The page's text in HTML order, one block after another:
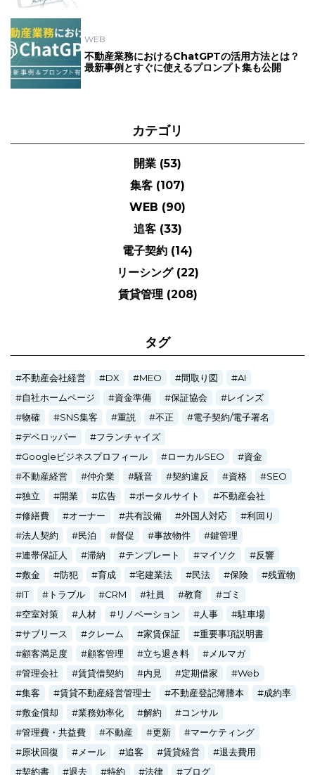
WEB
不動産業務におけるChatGPTの活用方法とは？
最新事例とすぐに使えるプロンプト集も公開
カテゴリ
開業 (53)
集客 (107)
WEB (90)
追客 (33)
電子契約 (14)
リーシング (22)
賃貸管理 (208)
タグ
不動産会社経営 DX MEO 間取り図
AI
自社ホームページ
資金準備 保証協会
レインズ
物確
SNS集客 重説 不正
電子契約/電子署名
デベロッパー
フランチャイズ
Googleビジネスプロフィール
ローカルSEO
資金
不動産経営
仲介業 騒音 契約違反 資格
SEO
独立
開業 広告 ポータルサイト
不動産会社
修繕費
オーナー 共有設備 外国人対応
利回り
法人契約
民泊 督促 事故物件
鍵管理
連帯保証人
滞納 テンプレート マイソク
反響
敷金
防犯 育成 宅建業法 民法 保険
残置物
IT
トラブル CRM 社員 教育
ゴミ
空室対策
人材 リノベーション 人事
駐車場
サブリース
クレーム 家賃保証
重要事項説明書
顧客満足度
顧客管理 立ち退き料
メルマガ
管理会社
賃貸借契約 内見 定期借家
Web
集客
賃貸不動産経営管理士 不動産登記簿謄本
成約率
敷金償却
業務効率化 解約
コンサル
管理費・共益費
不動産 更新
マーケティング
原状回復
メール 追客 賃貸経営
退去費用
契約書
退去 特約 法律 ブログ